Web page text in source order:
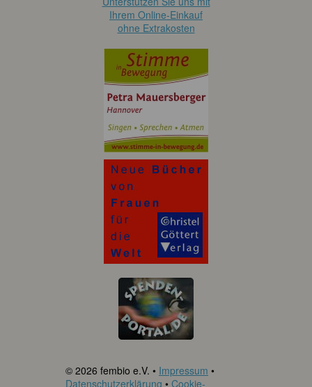
Ihrem Online-Einkauf
ohne Extrakosten
© 2026 fembio e.V. • Impressum •
Datenschutzerklärung • Cookie-